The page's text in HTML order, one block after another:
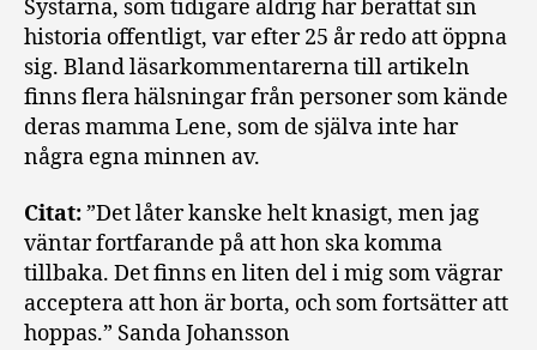
Systarna, som tidigare aldrig har berättat sin
historia offentligt, var efter 25 år redo att öppna
sig. Bland läsarkommentarerna till artikeln
finns flera hälsningar från personer som kände
deras mamma Lene, som de själva inte har
några egna minnen av.
Citat:”Det låter kanske helt knasigt, men jag
väntar fortfarande på att hon ska komma
tillbaka. Det finns en liten del i mig som vägrar
acceptera att hon är borta, och som fortsätter att
hoppas.” Sanda Johansson